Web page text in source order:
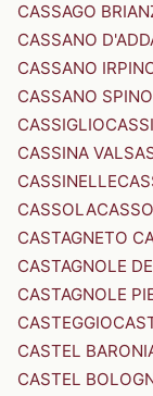
CASSAGO
CASSANO
CASSANO
CASSANO
CASSIGLIO
CASSINA
CASSINELLE
CASSOLA
CASTAGNETO
CASTAGNOLE
CASTAGNOLE
CASTEGGIO
CASTEL
CASTEL